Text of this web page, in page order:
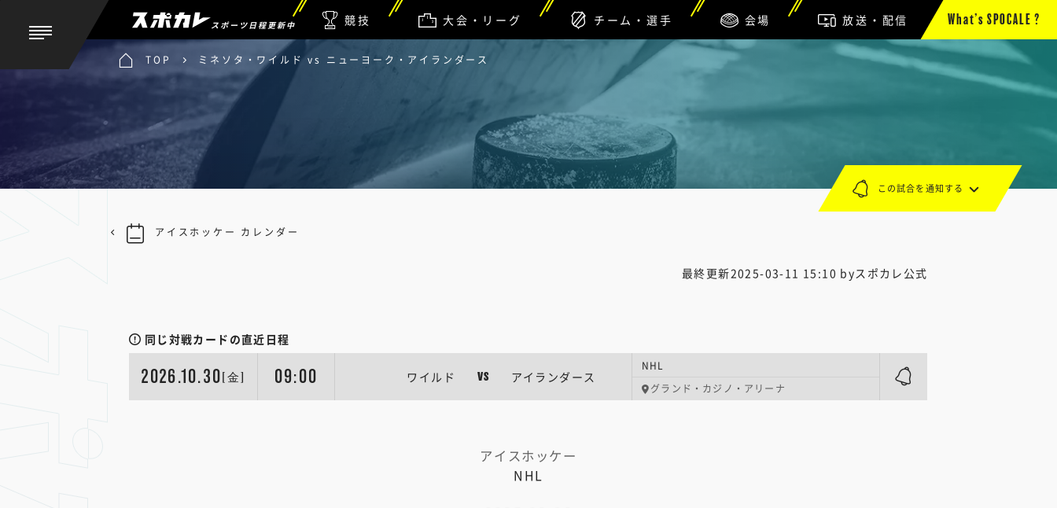
スポーツ日程更新中 競技 大会・リーグ チーム・選手 会場 放送・配信 What’s SPOCALE ?
TOP ミネソタ・ワイルド vs ニューヨーク・アイランダース
最終更新2025-03-11 15:10 byスポカレ公式
同じ対戦カードの直近日程
2026.10.30[金] 09:00 ワイルド VS アイランダース
NHL
グランド・カジノ・アリーナ
アイスホッケー
NHL
この試合を通知する
アイスホッケー カレンダー